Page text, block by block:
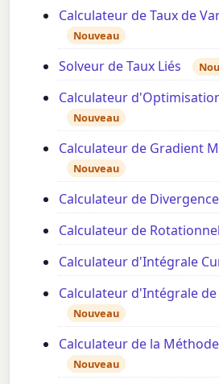
Calculateur de Taux de
Nouveau
Solveur de Taux Liés
Calculateur
Nouveau
Calculateur de Gradient
Nouveau
Calculateur de Divergence
Calculateur de Rotationnel
Calculateur d'Intégrale
Calculateur d'Intégrale
Nouveau
Calculateur de la
Nouveau